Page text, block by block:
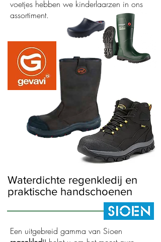
voetjes hebben we kinderlaarzen in ons
assortiment.
Waterdichte regenkledij en
praktische handschoenen
Een uitgebreid gamma van Sioen